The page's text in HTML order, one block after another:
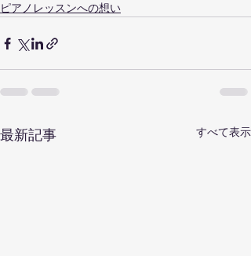
ピアノレッスンへの想い
最新記事 すべて表示